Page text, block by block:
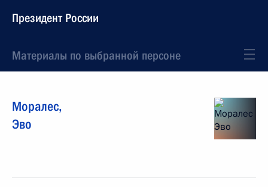
Президент России
Материалы по выбранной персоне
Моралес,
Эво